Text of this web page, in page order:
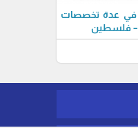
في عدة تخصصات
– فلسطين